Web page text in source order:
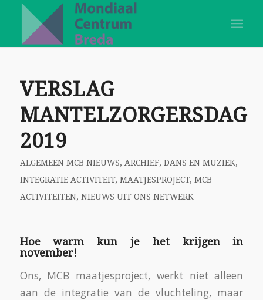
VERSLAG
MANTELZORGERSDAG
2019
ALGEMEEN MCB NIEUWS, ARCHIEF, DANS EN MUZIEK,
INTEGRATIE ACTIVITEIT, MAATJESPROJECT, MCB
ACTIVITEITEN, NIEUWS UIT ONS NETWERK
Hoe warm kun je het krijgen in
november!
Ons, MCB maatjesproject, werkt niet alleen
aan de integratie van de vluchteling, maar